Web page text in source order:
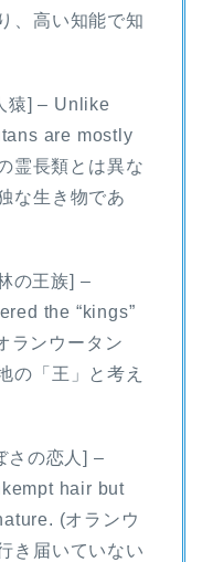
、高い知能で知
猿] – Unlike
are mostly
霊長類とは異な
な生き物であ
の王族] –
the “kings”
ランウータン
の「王」と考え
さの恋人] –
hair but
(オランウ
き届いていない